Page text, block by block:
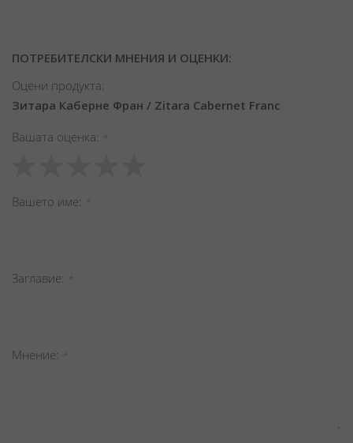
ПОТРЕБИТЕЛСКИ МНЕНИЯ И ОЦЕНКИ:
Оцени продукта:
Зитара Каберне Фран / Zitara Cabernet Franc
Вашата оценка
star
stars
stars
stars
stars
Вашето име
Заглавиe
Мнение